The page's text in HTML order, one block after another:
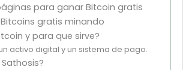
para ganar Bitcoin gratis
gratis minando
y para que sirve?
activo digital y un sistema de pago.